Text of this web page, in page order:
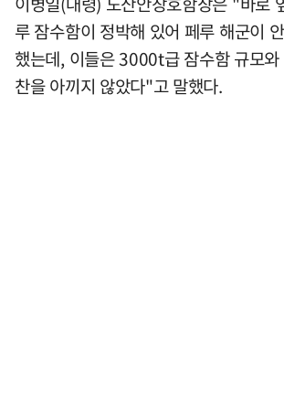
루 잠수함이 정박해 있어 페루 해군이
했는데, 이들은 3000t급 잠수함 규모와
찬을 아끼지 않았다"고 말했다.